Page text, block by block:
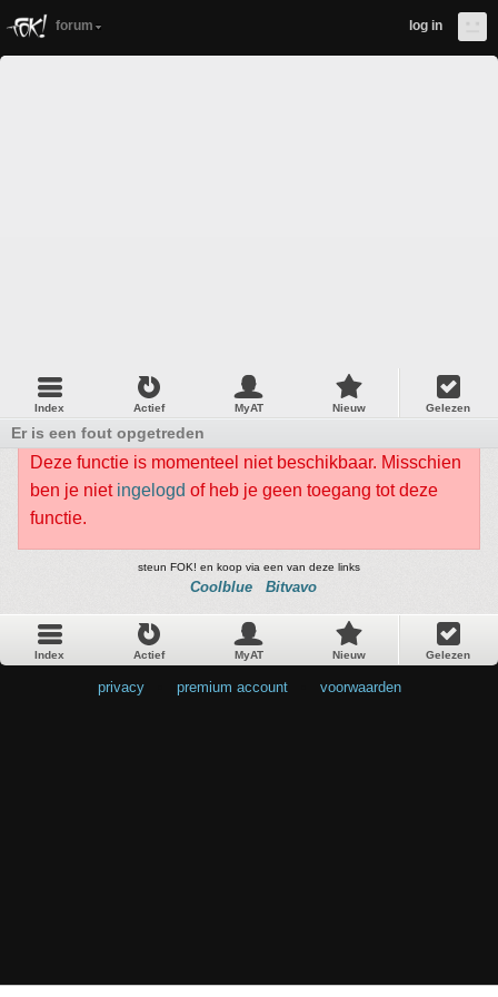
forum log in
Index Actief MyAT Nieuw Gelezen
Er is een fout opgetreden
Deze functie is momenteel niet beschikbaar. Misschien
ben je niet ingelogd of heb je geen toegang tot deze
functie.
steun FOK! en koop via een van deze links
Coolblue Bitvavo
Index Actief MyAT Nieuw Gelezen
privacy premium account voorwaarden